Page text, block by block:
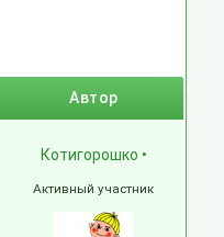
Автор
Котигорошко •
Активный участник